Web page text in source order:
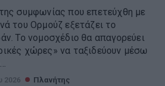
συμφωνίας που επετεύχθη με
του Ορμούζ εξετάζει το
Το νομοσχέδιο θα απαγορεύει
χώρες» να ταξιδεύουν μέσω
2026 Πλανήτης